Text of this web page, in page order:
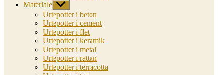
Materiale Vis
undermenu
Urtepotter i beton
Urtepotter i cement
Urtepotter i flet
Urtepotter i keramik
Urtepotter i metal
Urtepotter i rattan
Urtepotter i terracotta